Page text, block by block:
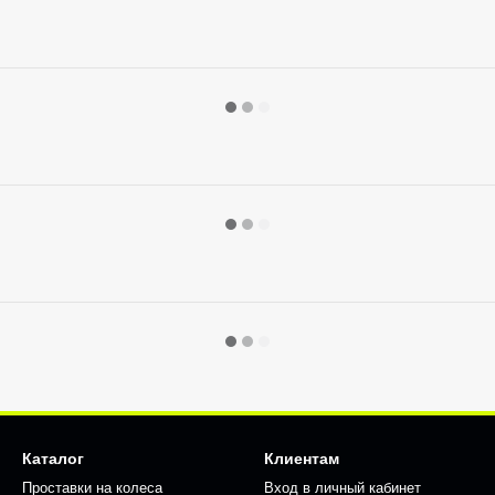
Каталог
Проставки на колеса
Клиентам
Вход в личный кабинет